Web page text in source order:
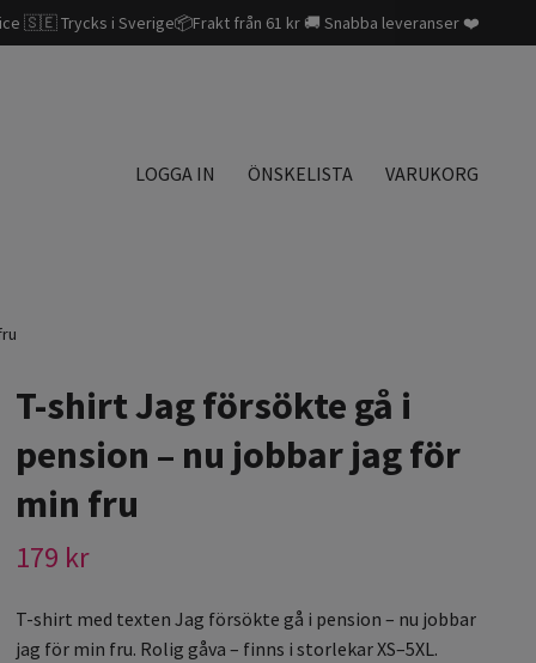
🇸🇪 Trycks i Sverige📦Frakt från 61 kr 🚚 Snabba leveranser ❤️
LOGGA IN ÖNSKELISTA VARUKORG
T-shirt Jag försökte gå i
pension – nu jobbar jag för
min fru
179 kr
T-shirt med texten Jag försökte gå i pension – nu jobbar
jag för min fru. Rolig gåva – finns i storlekar XS–5XL.